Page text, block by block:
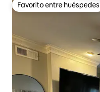
Favorito entre huéspedes
Favorito entre huéspedes